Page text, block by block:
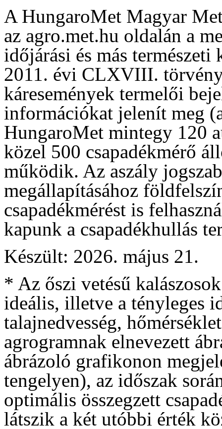
A HungaroMet Magyar
az agro.met.hu oldalán a
időjárási és más
2011. évi CLXVIII.
káresemények termelői
információkat jelenít meg
HungaroMet mintegy 120
közel 500 csapadékmérő
működik. Az aszály
megállapításához
csapadékmérést is
kapunk a csapadékhullás
Készült: 2026. május 21.
* Az őszi vetésű
ideális, illetve a tényleges
talajnedvesség,
agrogramnak elnevezett
ábrázoló grafikonon
tengelyen), az időszak
optimális összegzett
látszik a két utóbbi érték